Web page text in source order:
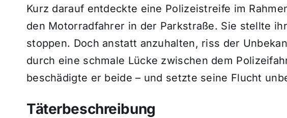
Kurz darauf entdeckte eine Polizeistreife im
den Motorradfahrer in der Parkstraße. Sie stellte
stoppen. Doch anstatt anzuhalten, riss der
durch eine schmale Lücke zwischen dem
beschädigte er beide – und setzte seine Flucht
Täterbeschreibung